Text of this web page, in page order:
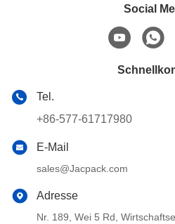
Social
Tel.
+86-577-61717980
E-Mail
sales@Jacpack.com
Adresse
Nr. 189, Wei 5 Rd,